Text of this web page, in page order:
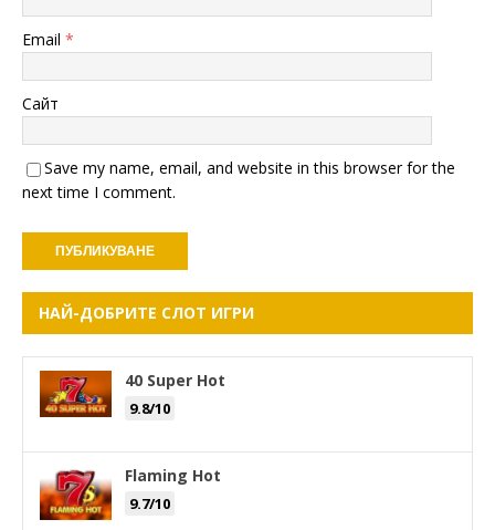
Email *
Сайт
Save my name, email, and website in this browser for the
next time I comment.
НАЙ-ДОБРИТЕ СЛОТ ИГРИ
40 Super Hot
9.8/10
Flaming Hot
9.7/10